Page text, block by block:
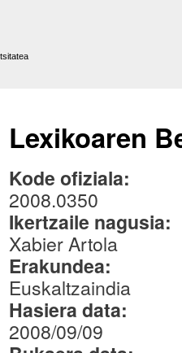
Lexikoaren
Kode ofiziala:
2008.0350
Ikertzaile nagusia:
Xabier Artola
Erakundea:
Euskaltzaindia
Hasiera data:
2008/09/09